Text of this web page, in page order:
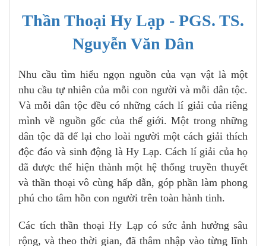
Thần Thoại Hy Lạp - PGS. TS.
Nguyễn Văn Dân
Nhu cầu tìm hiểu ngọn nguồn của vạn vật là một
nhu cầu tự nhiên của mỗi con người và mỗi dân tộc.
Và mỗi dân tộc đều có những cách lí giải của riêng
mình về nguồn gốc của thế giới. Một trong những
dân tộc đã để lại cho loài người một cách giải thích
độc đáo và sinh động là Hy Lạp. Cách lí giải của họ
đã được thể hiện thành một hệ thống truyền thuyết
và thần thoại vô cùng hấp dẫn, góp phần làm phong
phú cho tâm hồn con người trên toàn hành tinh.
Các tích thần thoại Hy Lạp có sức ảnh hưởng sâu
rộng, và theo thời gian, đã thâm nhập vào từng lĩnh